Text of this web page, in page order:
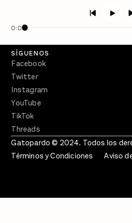
0:00
Crecer en Distopía
SÍGUENOS
Facebook
Twitter
Instagram
YouTube
TikTok
Threads
Gatopardo © 2024. Todos los
Términos y Condiciones
Aviso